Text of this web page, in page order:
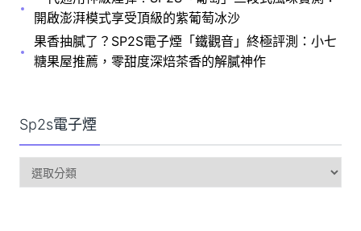
開啟澎湃模式享受頂級的紫葡萄冰沙
果香抽膩了？SP2S電子煙「鐵觀音」終極評測：小七
糖果屋推薦，零甜度深焙茶香的解膩神作
Sp2s電子煙
sp2s
子